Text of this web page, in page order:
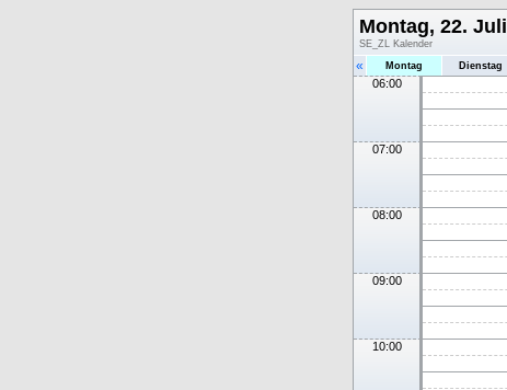
Montag, 22. Juli
SE_ZL Kalender
« Montag Dienstag
06:00
07:00
08:00
09:00
10:00